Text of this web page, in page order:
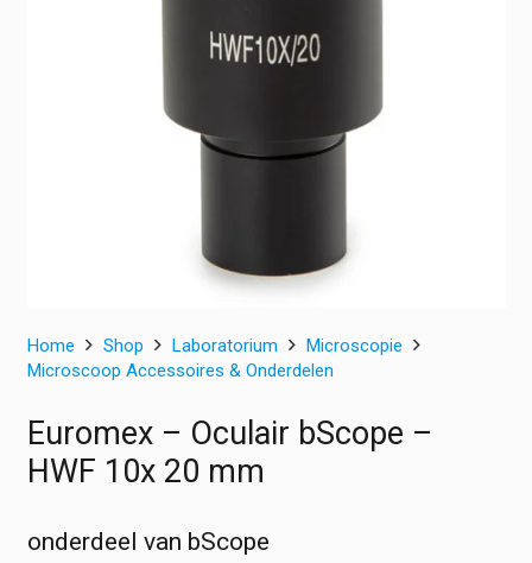
Home Shop Laboratorium
Microscopie
Microscoop Accessoires & Onderdelen
Euromex – Oculair bScope –
HWF 10x 20 mm
onderdeel van bScope